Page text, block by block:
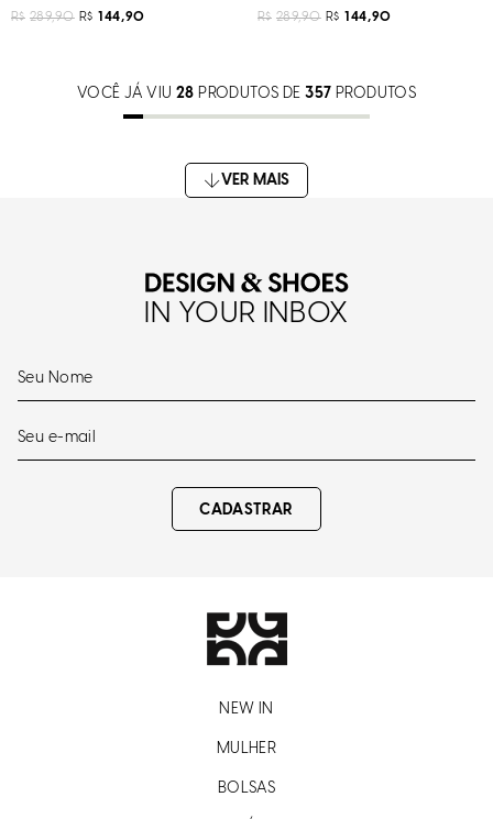
R$ 289,90 R$ 144,90 R$ 289,90 R$ 144,90
VOCÊ JÁ VIU 28 PRODUTOS DE 357 PRODUTOS
IN YOUR INBOX
CADASTRAR
NEW IN
MULHER
BOLSAS